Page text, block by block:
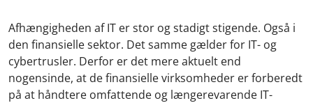
Afhængigheden af IT er stor og stadigt stigende. Også i
den finansielle sektor. Det samme gælder for IT- og
cybertrusler. Derfor er det mere aktuelt end
nogensinde, at de finansielle virksomheder er forberedt
på at håndtere omfattende og længerevarende IT-